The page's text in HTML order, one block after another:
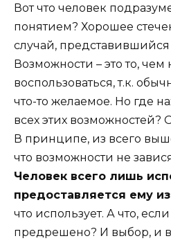
Вот что человек
понятием? Хорошее
случай, представившийся
Возможности – это то,
воспользоваться, т.к.
что-то желаемое. Но где
всех этих возможностей?
В принципе, из всего
что возможности не
Человек всего лишь
предоставляется ему
что использует. А что,
предрешено? И выбор, и